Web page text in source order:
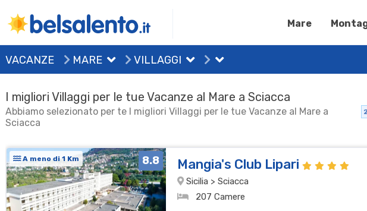
Mare
VACANZE MARE VILLAGGI
I migliori Villaggi per le tue Vacanze al Mare a Sciacca
Abbiamo selezionato per te I migliori Villaggi per le tue Vacanze al Mare a
Sciacca
2
A meno di 1 Km 8.8 Mangia's Club Lipari
Sicilia > Sciacca
207 Camere